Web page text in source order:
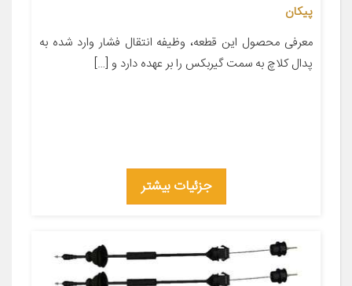
پیکان
معرفی محصول این قطعه، وظیفه انتقال فشار وارد شده به
پدال کلاچ به سمت گیربکس را بر عهده دارد و […]
جزئیات بیشتر